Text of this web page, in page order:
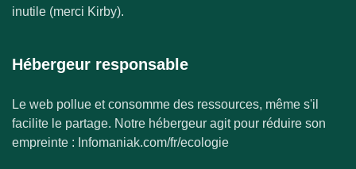
inutile (merci Kirby).
Hébergeur responsable
Le web pollue et consomme des ressources, même s'il
facilite le partage. Notre hébergeur agit pour réduire son
empreinte : Infomaniak.com/fr/ecologie